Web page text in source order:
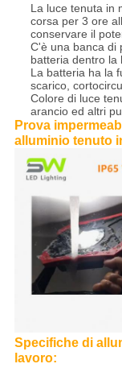
La luce tenuta in
corsa per 3 ore
conservare il
C'è una banca di
batteria dentro la
La batteria ha la
scarico,
Colore di luce
arancio ed altri
Prova
alluminio tenuto
Specifiche di
lavoro: